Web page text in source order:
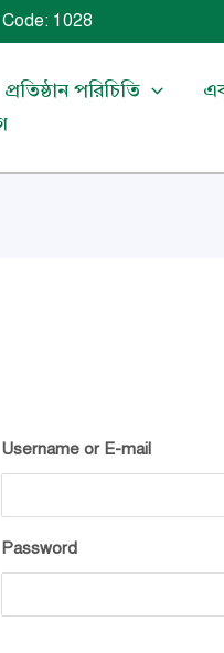
1028
প্রতিষ্ঠান পরিচিতি
Username or E-mail
Password